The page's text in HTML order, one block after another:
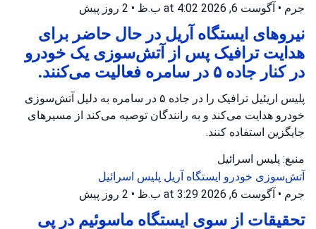
جرم • آگوست 6, 2026 at 4:02 ب.ظ • 2 روز پیش
نیروهای ایستگاه آریل در حال حاضر برای
هدایت ترافیک پس از آتش‌سوزی یک خودرو
در کنار جاده ۵ در سامره فعالیت می‌کنند.
پلیس اریئیل ترافیک را در جاده ۵ در سامره به دلیل آتش‌سوزی
خودرو هدایت می‌کند و به رانندگان توصیه می‌کند از مسیرهای
جایگزین استفاده کنند.
منبع: پلیس اسرائیل
آتش‌سوزی خودرو ایستگاه آریل پلیس اسرائیل
جرم • آگوست 6, 2026 at 3:29 ب.ظ • 2 روز پیش
تحقیقات از سوی ایستگاه ماسوئیم در پی